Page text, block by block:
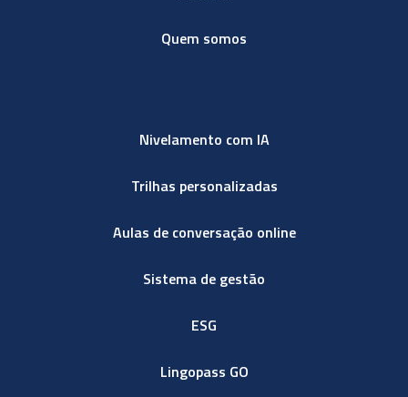
Quem somos
Nivelamento com IA
Trilhas personalizadas
Aulas de conversação online
Sistema de gestão
ESG
Lingopass GO